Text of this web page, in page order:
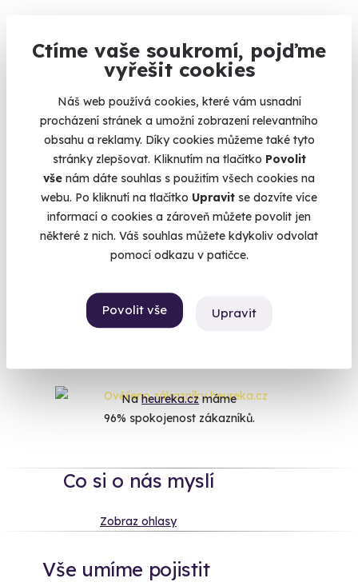
Ctíme vaše soukromí, pojďme
vyřešit cookies
Náš web používá cookies, které vám usnadní
procházení stránek a umožní zobrazení relevantního
obsahu a reklamy. Díky cookies můžeme také tyto
stránky zlepšovat. Kliknutím na tlačítko Povolit
vše nám dáte souhlas s použitím všech cookies na
webu. Po kliknutí na tlačítko Upravit se dozvíte více
informací o cookies a zároveň můžete povolit jen
některé z nich. Váš souhlas můžete kdykoliv odvolat
pomocí odkazu v patičce.
Povolit vše Upravit
Zážitková střelba: Zbraně 2. světové války
14 zbraní, 35 nábojů - vyzkoušejte kousky, které psaly dějiny!
Katusice (okres Mladá Boleslav)
(+ 28 dalších lokalit)
4 950 Kč
Zobrazit zážitky na mapě
Darujte letos neobyčejný dárek. Darujte zážitek.
Naheureka.czmáme
96% spokojenost zákazníků.
Co si o nás myslí
Zobraz ohlasy
Vše umíme pojistit